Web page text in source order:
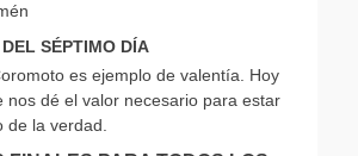
SÉPTIMO DÍA
es ejemplo de valentía. Hoy
nos dé el valor necesario para estar
de la verdad.